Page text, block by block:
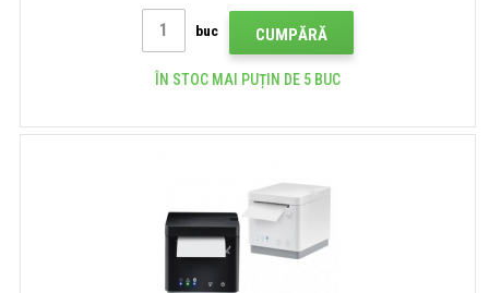
buc CUMPĂRĂ
ÎN STOC MAI PUȚIN DE 5 BUC